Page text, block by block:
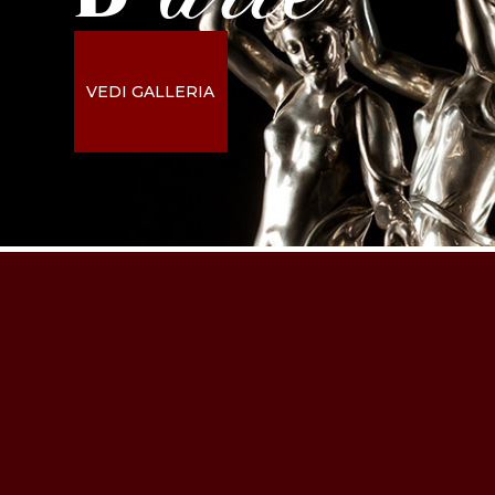
VEDI GALLERIA